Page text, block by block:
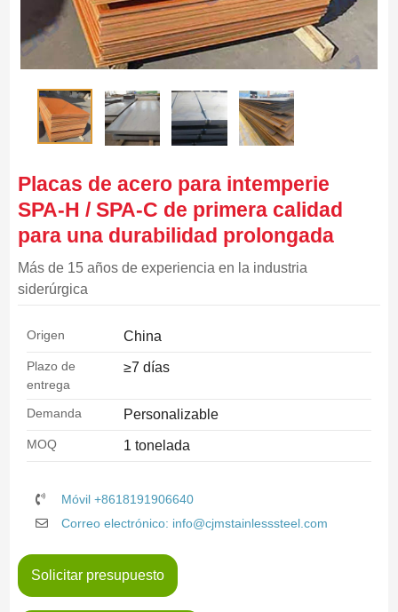
Placas de acero para intemperie
SPA-H / SPA-C de primera calidad
para una durabilidad prolongada
Más de 15 años de experiencia en la industria
siderúrgica
Origen China
Plazo de
entrega
≥7 días
Demanda Personalizable
MOQ 1 tonelada
Móvil +8618191906640
Correo electrónico: info@cjmstainlesssteel.com
Solicitar presupuesto